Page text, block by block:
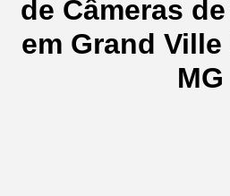
de Câmeras
em Grand
MG